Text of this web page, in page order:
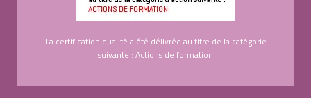
La certification qualité a été délivrée au titre de la catégorie
suivante : Actions de formation